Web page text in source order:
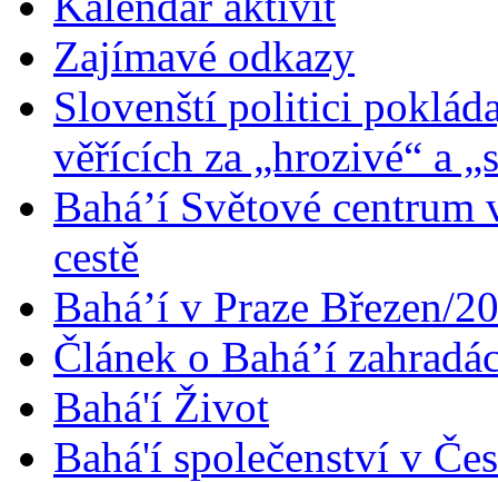
Zajímavé odkazy
Slovenští politici
věřících za „hrozivé“ a
Bahá’í Světové
cestě
Bahá’í v Praze Březen/
Článek o Bahá’í
Bahá'í Život
Bahá'í společenství v